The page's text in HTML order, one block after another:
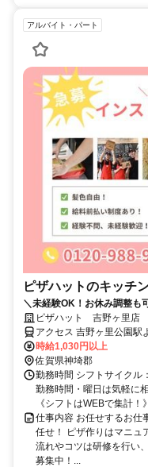
アルバイト・パート
ピザハットのキッチ
＼未経験OK！お休み調整も
要！ピザハット 吉野ヶ里店
アクセス 吉野ヶ里公園駅
時給1,030円以上
佐賀県神埼郡
勤務時間 シフトサイク
勤務時間・曜日は気軽に
《シフトはWEBで集計
仕事内容 お任せするお仕
任せ！ ピザ作りはマニュ
流れやコツは研修を行い
募集中！...